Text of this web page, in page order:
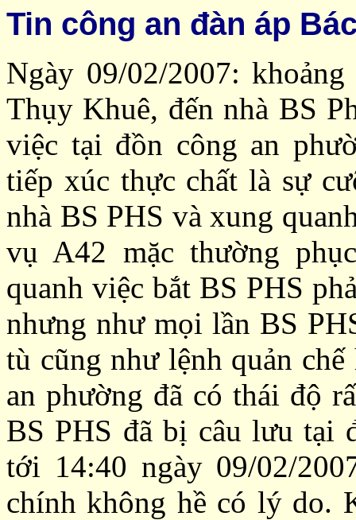
Tin công an đàn áp
Ngày 09/02/2007:
Thụy Khuê, đến nhà BS
việc tại đồn công an
tiếp xúc thực chất là sự
nhà BS PHS và xung
vụ A42 mặc thường
quanh việc bắt BS PHS
nhưng như mọi lần BS
tù cũng như lệnh quản
an phường đã có thái độ
BS PHS đã bị câu lưu tại
tới 14:40 ngày 09/02/
chính không hề có lý do.